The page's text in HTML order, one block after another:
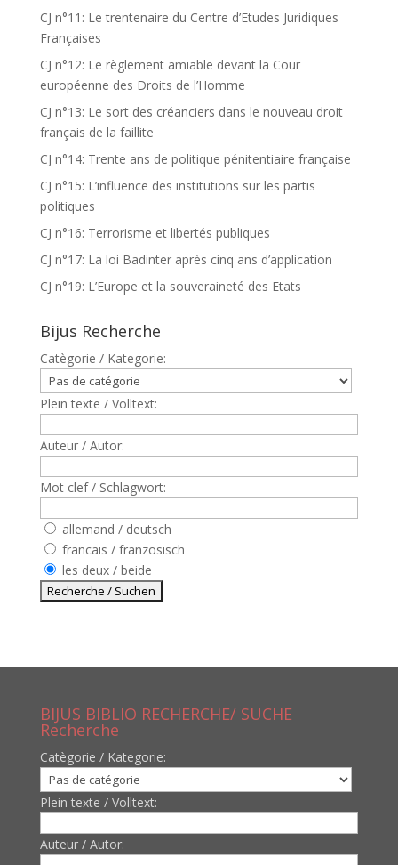
CJ n°11: Le trentenaire du Centre d’Etudes Juridiques
Françaises
CJ n°12: Le règlement amiable devant la Cour
européenne des Droits de l’Homme
CJ n°13: Le sort des créanciers dans le nouveau droit
français de la faillite
CJ n°14: Trente ans de politique pénitentiaire française
CJ n°15: L’influence des institutions sur les partis
politiques
CJ n°16: Terrorisme et libertés publiques
CJ n°17: La loi Badinter après cinq ans d’application
CJ n°19: L’Europe et la souveraineté des Etats
Bijus Recherche
Catègorie / Kategorie:
Plein texte / Volltext:
Auteur / Autor:
Mot clef / Schlagwort:
allemand / deutsch
francais / französisch
les deux / beide
BIJUS BIBLIO RECHERCHE/ SUCHE
Recherche
Catègorie / Kategorie:
Plein texte / Volltext:
Auteur / Autor: